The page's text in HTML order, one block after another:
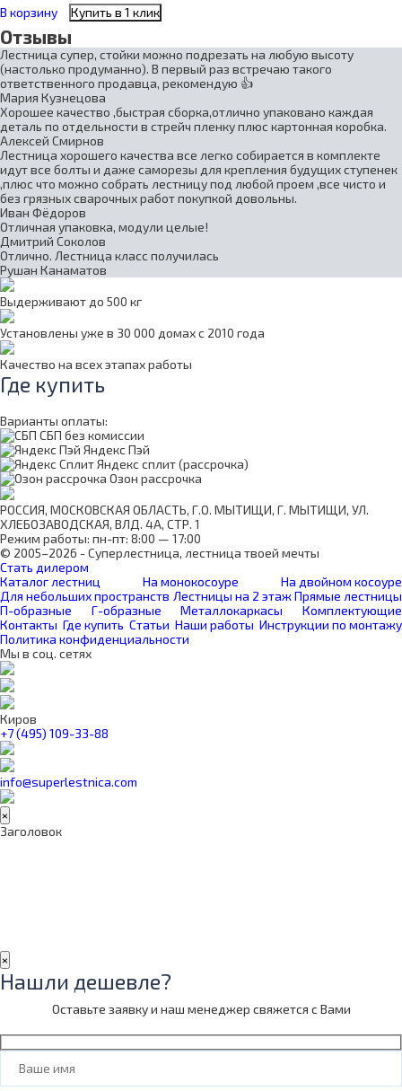
В корзину
Купить в 1 клик
Отзывы
Лестница супер, стойки можно подрезать на любую высоту
(настолько продуманно). В первый раз встречаю такого
ответственного продавца, рекомендую 👍
Мария Кузнецова
Хорошее качество ,быстрая сборка,отлично упаковано каждая
деталь по отдельности в стрейч пленку плюс картонная коробка.
Алексей Смирнов
Лестница хорошего качества все легко собирается в комплекте
идут все болты и даже саморезы для крепления будущих ступенек
,плюс что можно собрать лестницу под любой проем ,все чисто и
без грязных сварочных работ покупкой довольны.
Иван Фёдоров
Отличная упаковка, модули целые!
Дмитрий Соколов
Отлично. Лестница класс получилась
Рушан Канаматов
Выдерживают до 500 кг
Установлены уже в 30 000 домах с 2010 года
Качество на всех этапах работы
Где купить
Варианты оплаты:
СБП без комиссии
Яндекс Пэй
Яндекс сплит (рассрочка)
Озон рассрочка
РОССИЯ, МОСКОВСКАЯ ОБЛАСТЬ, Г.О. МЫТИЩИ, Г. МЫТИЩИ, УЛ.
ХЛЕБОЗАВОДСКАЯ, ВЛД. 4А, СТР. 1
Режим работы: пн-пт: 8:00 — 17:00
© 2005–2026 - Суперлестница, лестница твоей мечты
Стать дилером
Каталог лестниц
На монокосоуре
На двойном косоуре
Для небольших пространств Лестницы на 2 этаж Прямые лестницы
П-образные
Г-образные Металлокаркасы
Комплектующие
Контакты Где купить Статьи Наши работы Инструкции по монтажу
Политика конфиденциальности
Мы в соц. сетях
Киров
+7 (495) 109-33-88
info@superlestnica.com
×
Заголовок
×
Нашли дешевле?
Оставьте заявку и наш менеджер свяжется с Вами